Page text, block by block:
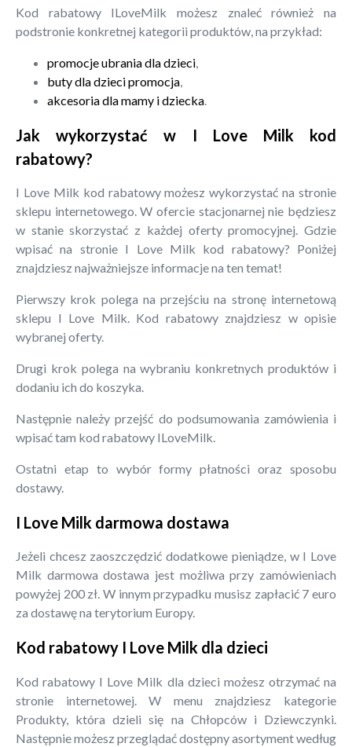
Kod rabatowy ILoveMilk możesz znaleć również na
podstronie konkretnej kategorii produktów, na przykład:
promocje ubrania dla dzieci,
buty dla dzieci promocja,
akcesoria dla mamy i dziecka.
Jak wykorzystać w I Love Milk kod
rabatowy?
I Love Milk kod rabatowy możesz wykorzystać na stronie
sklepu internetowego. W ofercie stacjonarnej nie będziesz
w stanie skorzystać z każdej oferty promocyjnej. Gdzie
wpisać na stronie I Love Milk kod rabatowy? Poniżej
znajdziesz najważniejsze informacje na ten temat!
Pierwszy krok polega na przejściu na stronę internetową
sklepu I Love Milk. Kod rabatowy znajdziesz w opisie
wybranej oferty.
Drugi krok polega na wybraniu konkretnych produktów i
dodaniu ich do koszyka.
Następnie należy przejść do podsumowania zamówienia i
wpisać tam kod rabatowy ILoveMilk.
Ostatni etap to wybór formy płatności oraz sposobu
dostawy.
I Love Milk darmowa dostawa
Jeżeli chcesz zaoszczędzić dodatkowe pieniądze, w I Love
Milk darmowa dostawa jest możliwa przy zamówieniach
powyżej 200 zł. W innym przypadku musisz zapłacić 7 euro
za dostawę na terytorium Europy.
Kod rabatowy I Love Milk dla dzieci
Kod rabatowy I Love Milk dla dzieci możesz otrzymać na
stronie internetowej. W menu znajdziesz kategorie
Produkty, która dzieli się na Chłopców i Dziewczynki.
Następnie możesz przeglądać dostępny asortyment według